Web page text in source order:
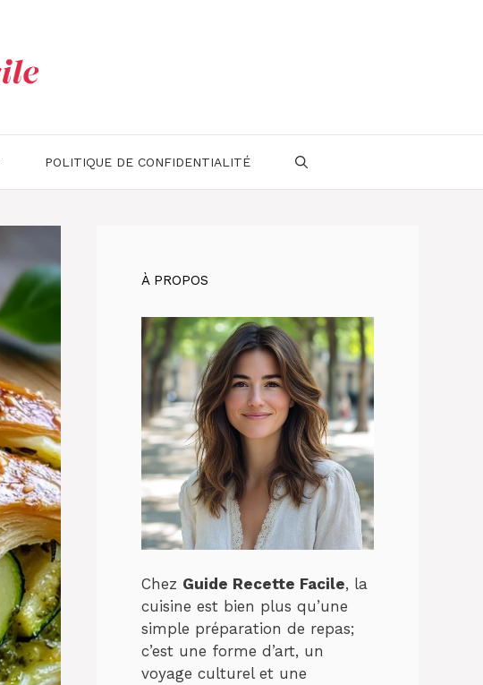
POLITIQUE DE CONFIDENTIALITÉ
À PROPOS
Chez Guide Recette Facile, la
cuisine est bien plus qu’une
simple préparation de repas;
c’est une forme d’art, un
voyage culturel et une